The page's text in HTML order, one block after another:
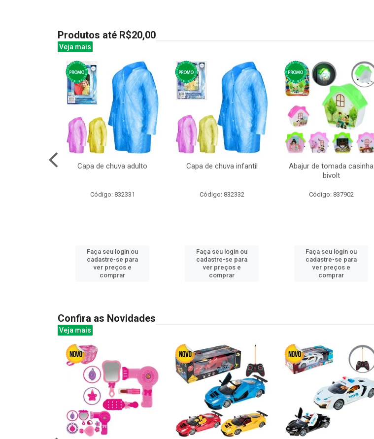
Produtos até R$20,00
Veja mais
Capa de chuva adulto
Código: 832331
Faça seu login ou
cadastre-se para
ver preços e
comprar
Capa de chuva infantil
Código: 832332
Faça seu login ou
cadastre-se para
ver preços e
comprar
Abajur de tomada casinha
bivolt
Código: 837902
Faça seu login ou
cadastre-se para
ver preços e
comprar
Confira as Novidades
Veja mais